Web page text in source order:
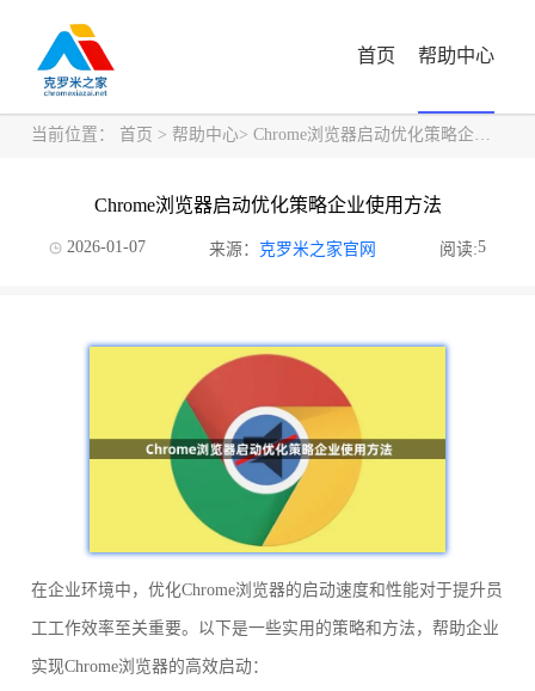
首页 帮助中心
当前位置： 首页 > 帮助中心> Chrome浏览器启动优化策略企业使用方法
Chrome浏览器启动优化策略企业使用方法
2026-01-07 来源： 克罗米之家官网 阅读:5
在企业环境中，优化Chrome浏览器的启动速度和性能对于提升员
工工作效率至关重要。以下是一些实用的策略和方法，帮助企业
实现Chrome浏览器的高效启动：